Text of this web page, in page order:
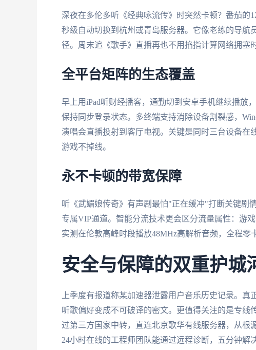
深夜在多伦多听《经典咏流传》时突然卡顿？番茄的
秒级自动切换到杭州或青岛服务器。它像老练的导
径。周末追《歌手》直播再也不用掐指计算网络拥塞
全平台矩阵的生态覆盖
早上用iPad听财经播客，通勤切到安卓手机继续播
保持同步登录状态。多终端支持消除设备割裂感，
演唱会直播投射到客厅电视。关键是同时三台设备
游戏不掉线。
永不卡顿的带宽保障
听《武媚娘传奇》有声剧最怕"正在缓冲"打断关键剧
专属VIP通道。智能分流技术更会区分流量属性：游
实测在伦敦高峰时段播放48MHz高解析音频，全程零
安全与保障的双重护城
上季度有报道称某加速器泄露用户音乐历史记录。
听歌偏好变成不可破译的密文。更值得关注的是专
过第三方国家中转，直连北京歌华有线服务器，从根
24小时在线的工程师团队能通过远程诊断，五分钟